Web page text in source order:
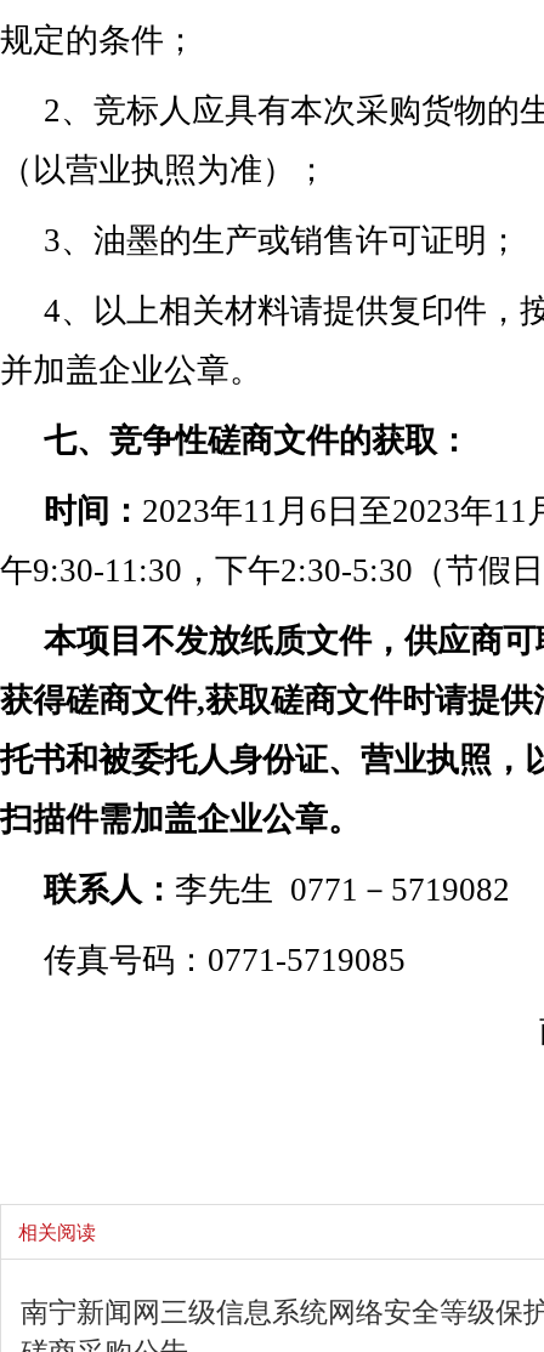
规定的条件；
2、竞标人应具有本次采购货物的
（以营业执照为准）；
3、油墨的生产或销售许可证明；
4、以上相关材料请提供复印件，
并加盖企业公章。
七、竞争性磋商文件的获取：
时间： 2023年11月6日至2023年
午9:30-11:30，下午2:30-5:30（节假
本项目不发放纸质文件，供应商
获得磋商文件,获取磋商文件时请提
托书和被委托人身份证、营业执照，
扫描件需加盖企业公章。
联系人： 李先生 0771－5719082
传真号码：0771-5719085
相关阅读
南宁新闻网三级信息系统网络安全等级保